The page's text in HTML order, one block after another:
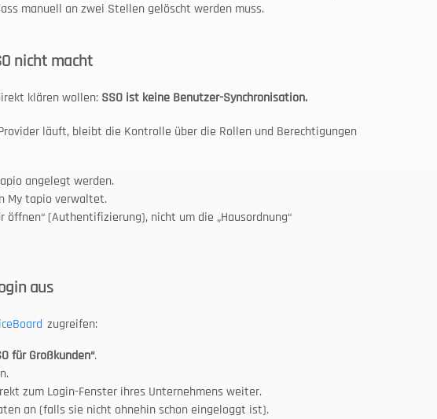
manuell an zwei Stellen gelöscht werden muss.
nicht macht
klären wollen: SSO ist keine Benutzer-Synchronisation.
läuft, bleibt die Kontrolle über die Rollen und Berechtigungen
angelegt werden.
My tapio verwaltet.
öffnen“ (Authentifizierung), nicht um die „Hausordnung“
aus
zugreifen:
für Großkunden“.
zum Login-Fenster ihres Unternehmens weiter.
an (falls sie nicht ohnehin schon eingeloggt ist).